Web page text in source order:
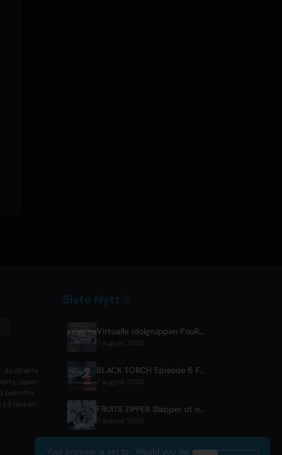
du direkte
Japan
bekrefte
lenken i
Siste Nytt
Virtualle idolgruppen FouRTe Project debuterer med albumet 'ALL IN' produsert av m-flos ☆Taku Takahashi
7 august 2026
BLACK TORCH Episode 6 Forhåndsvisning og Strømmedetaljer
7 august 2026
FRUITS ZIPPER Slapper ut nytt samarbeidsspor '1,2,3,FOOOOUR'
7 august 2026
Your browser is set to . Would you like